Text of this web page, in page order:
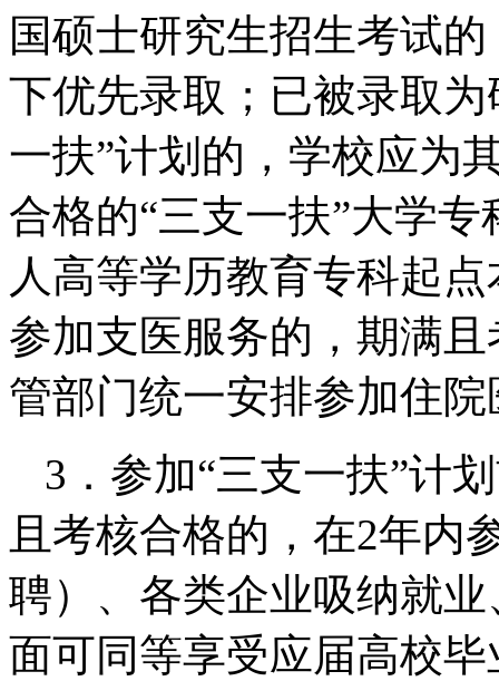
国硕士研究生招生考试
下优先录取；已被录取
一扶”计划的，学校应为
合格的“三支一扶”大学
人高等学历教育专科起
参加支医服务的，期满
管部门统一安排参加住
3．参加“三支一扶”计
且考核合格的，在2年内
聘）、各类企业吸纳就
面可同等享受应届高校